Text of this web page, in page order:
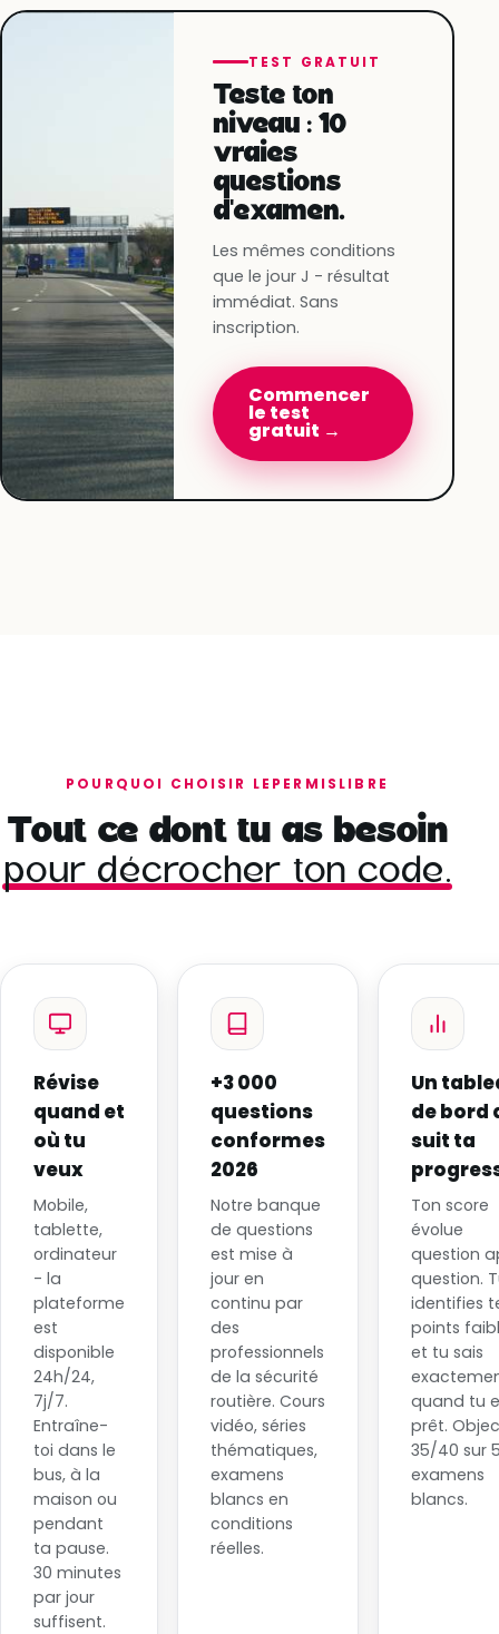
TEST GRATUIT
Teste ton
niveau : 10
vraies
questions
d'examen.
Les mêmes conditions
que le jour J - résultat
immédiat. Sans
inscription.
Commencer
le test
gratuit →
POURQUOI CHOISIR LEPERMISLIBRE
Tout ce dont tu as besoin
pour décrocher ton code.
Révise
quand et
où tu
veux
Mobile,
tablette,
ordinateur
- la
plateforme
est
disponible
24h/24,
7j/7.
Entraîne-
toi dans le
bus, à la
maison ou
pendant
ta pause.
30 minutes
par jour
suffisent.
+3 000
questions
conformes
2026
Notre banque
de questions
est mise à
jour en
continu par
des
professionnels
de la sécurité
routière. Cours
vidéo, séries
thématiques,
examens
blancs en
conditions
réelles.
Un
de bord
suit ta
Ton score
évolue
question
question.
identifies
points
et tu sais
quand tu
prêt.
35/40 sur
examens
blancs.